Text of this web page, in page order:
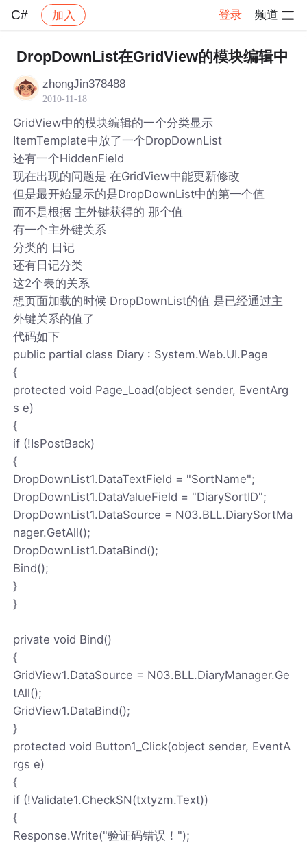
C# 加入 登录 频道
社区 C# 帖子详情
DropDownList在GridView的模块编辑中
zhongJin378488
2010-11-18
GridView中的模块编辑的一个分类显示
ItemTemplate中放了一个DropDownList
还有一个HiddenField
现在出现的问题是 在GridView中能更新修改
但是最开始显示的是DropDownList中的第一个值
而不是根据 主外键获得的 那个值
有一个主外键关系
分类的 日记
还有日记分类
这2个表的关系
想页面加载的时候 DropDownList的值 是已经通过主
外键关系的值了
代码如下
public partial class Diary : System.Web.UI.Page
{
protected void Page_Load(object sender, EventArg
s e)
{
if (!IsPostBack)
{
DropDownList1.DataTextField = "SortName";
DropDownList1.DataValueField = "DiarySortID";
DropDownList1.DataSource = N03.BLL.DiarySortMa
nager.GetAll();
DropDownList1.DataBind();
Bind();
}
}
private void Bind()
{
GridView1.DataSource = N03.BLL.DiaryManager.Ge
tAll();
GridView1.DataBind();
}
protected void Button1_Click(object sender, EventA
rgs e)
{
if (!Validate1.CheckSN(txtyzm.Text))
{
Response.Write("验证码错误！");